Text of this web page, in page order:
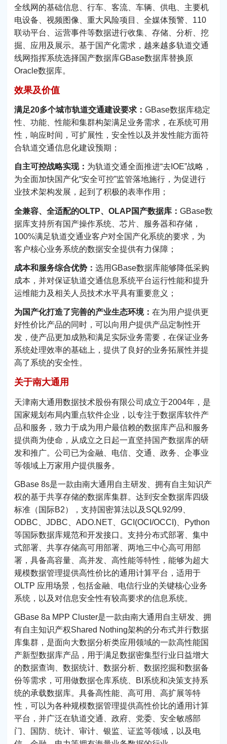
全线网的基础信息、行车、客流、车辆、供电、主要机
电设备、视频图像、重大风险项目、全媒体预警、110
联动平台、运营事件等数据进行收集、存储、分析、挖
掘、应用及展示。基于国产化需求，越来越多轨道交通
线网指挥系统选择国产数据库GBase数据库替换原
Oracle数据库。
效果及价值
满足20多个城市轨道交通建设要求： GBase数据库稳定
性、功能、性能和集群构架满足业务需求，在系统可用
性，响应时间，可扩展性，安全性以及并发性能方面符
合轨道交通信息化建设预期；
自主可控战略实现： 为轨道交通全面推进“去IOE”战略，
为全面加快国产化“安全可控”监管落地施行，为促进行
业技术架构发展，起到了积极的表率作用；
全兼容、全适配的OLTP、OLAP国产数据库： GBase数
据库支持所有国产操作系统、芯片、服务器和存储，
100%满足轨道交通业客户对全国产化系统的要求，为
客户核心业务系统的数据安全提供有力保障；
成本和服务综合优势： 选用GBase数据库能够降低采购
成本，并对保证轨道交通信息系统平台运行性能和提升
运维能力及相关人员技术水平具有重要意义；
为国产化打造了完善的产业生态环境： 在为用户提供更
好性价比产品的同时，可以向用户提供产品定制性开
发，使产品更加成熟和满足实际业务需要，在保证业务
系统处理效率的基础上，提供了良好的业务拓展性并提
高了系统的安全性。
关于南大通用
天津南大通用数据技术股份有限公司成立于2004年，是
国家规划布局内重点软件企业，以专注于数据库软件产
品和服务，致力于成为用户最信赖的数据库产品和服务
提供商为使命，从成立之日起一直坚持国产数据库的研
发和推广。公司已为金融、电信、交通、政务、企事业
等领域上万家用户提供服务。
GBase 8s是一款由南大通用自主研发、拥有自主知识产
权的基于共享存储的数据库集群。达到安全数据库四级
标准（国际B2），支持国密算法以及SQL92/99、
ODBC、JDBC、ADO.NET、GCI(OCI/OCCI)、Python
等国际数据库规范和开发接口。支持分布式部署、集中
式部署、共享存储高可用部署、两地三中心高可用部
署，具备高容量、高并发、高性能等特性，能够为超大
规模数据管理提供高性价比的通用计算平台，适用于
OLTP 应用场景，包括金融、电信行业的关键核心业务
系统，以及对信息安全性有较高要求的信息系统。
GBase 8a MPP Cluster是一款由南大通用自主研发、拥
有自主知识产权Shared Nothing架构的分布式并行数据
库集群，是面向大数据分析类应用领域的一款高性能国
产新型数据库产品，用于满足数据密集型行业日益增大
的数据查询、数据统计、数据分析、数据挖掘和数据备
份等需求，可用做数据仓库系统、BI系统和决策支持系
统的承载数据库。具备高性能、高可用、高扩展等特
性，可以为各种规模数据管理提供高性价比的通用计算
平台，并广泛在轨道交通、政府、党委、安全敏感部
门、国防、统计、审计、银监、证监等领域，以及电